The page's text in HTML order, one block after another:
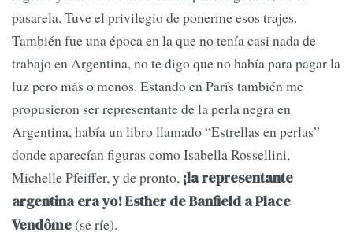
pasarela. Tuve el privilegio de ponerme esos trajes.
También fue una época en la que no tenía casi nada de
trabajo en Argentina, no te digo que no había para pagar la
luz pero más o menos. Estando en París también me
propusieron ser representante de la perla negra en
Argentina, había un libro llamado “Estrellas en perlas”
donde aparecían figuras como Isabella Rossellini,
Michelle Pfeiffer, y de pronto, ¡la representante
argentina era yo! Esther de Banfield a Place
Vendôme(se ríe).